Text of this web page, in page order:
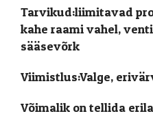
Tarvikud:liimitavad
kahe raami vahel,
sääsevõrk
Viimistlus:Valge,
Võimalik on tellida